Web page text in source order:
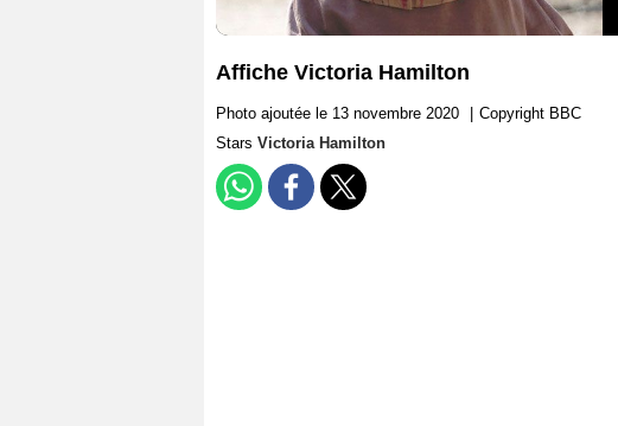
Affiche Victoria Hamilton
Photo ajoutée le 13 novembre 2020
Copyright BBC
Stars Victoria Hamilton